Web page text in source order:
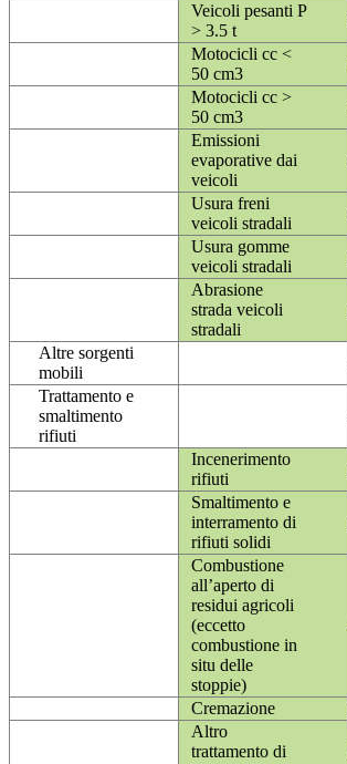
Veicoli pesanti P
> 3.5 t
Motocicli cc <
50 cm3
Motocicli cc >
50 cm3
Emissioni
evaporative dai
veicoli
Usura freni
veicoli stradali
Usura gomme
veicoli stradali
Abrasione
strada veicoli
stradali
Altre sorgenti
mobili
Trattamento e
smaltimento
rifiuti
Incenerimento
rifiuti
Smaltimento e
interramento di
rifiuti solidi
Combustione
all’aperto di
residui agricoli
(eccetto
combustione in
situ delle
stoppie)
Cremazione
Altro
trattamento di